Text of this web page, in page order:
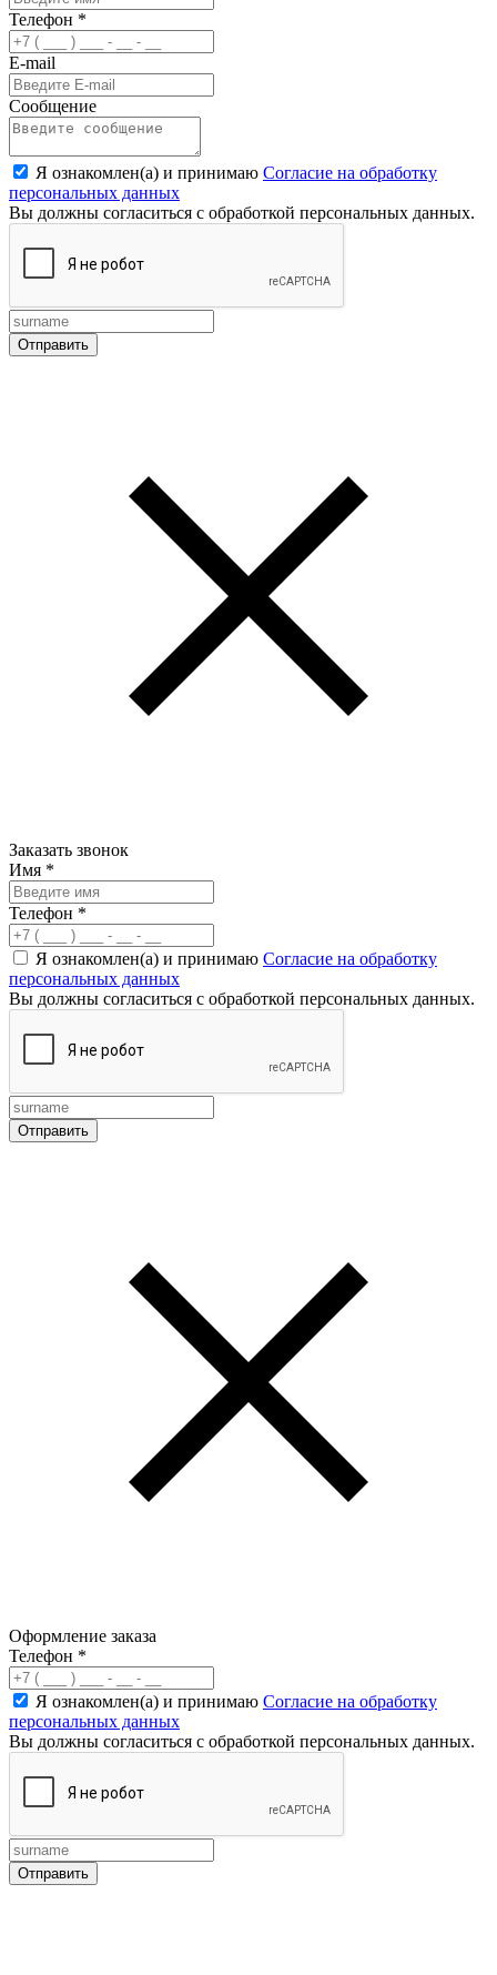
Телефон *
E-mail
Сообщение
Я ознакомлен(а) и принимаю Согласие на обработку
персональных данных
Вы должны согласиться с обработкой персональных данных.
Заказать звонок
Имя *
Телефон *
Я ознакомлен(а) и принимаю Согласие на обработку
персональных данных
Вы должны согласиться с обработкой персональных данных.
Оформление заказа
Телефон *
Я ознакомлен(а) и принимаю Согласие на обработку
персональных данных
Вы должны согласиться с обработкой персональных данных.